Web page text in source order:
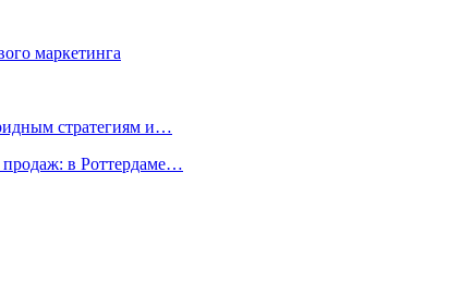
маркетинга
стратегиям и…
в Роттердаме…